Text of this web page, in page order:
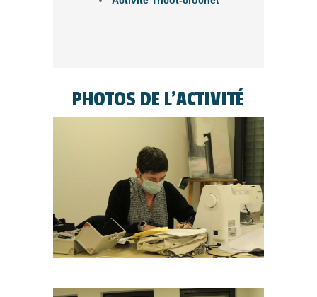
PHOTOS DE L'ACTIVITÉ